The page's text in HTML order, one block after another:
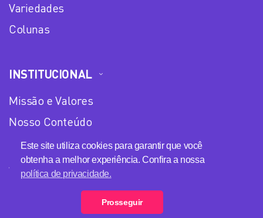
Este site utiliza cookies para garantir que você
obtenha a melhor experiência. Confira a nossa
política de privacidade.
Prosseguir
Variedades
Colunas
INSTITUCIONAL
Missão e Valores
Nosso Conteúdo
Equipe
Anuncie no Plena Mulher
Loja Plena Mulher